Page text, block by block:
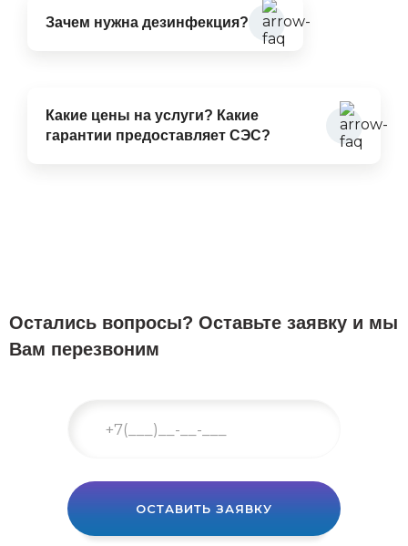
Зачем нужна дезинфекция?
Какие цены на услуги? Какие
гарантии предоставляет СЭС?
Остались вопросы? Оставьте заявку и мы
Вам перезвоним